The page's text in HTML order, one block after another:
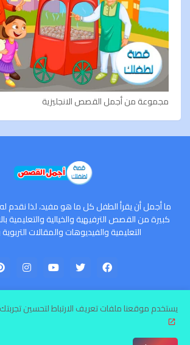
مجموعة من أجمل القصص الانجليزية
ما أجمل أن يقرأ الطفل كل ما هو مفيد، لذا نقدم
كبيرة من القصص الترفيهية والخيالية والتعليمية
التعليمية والفيديوهات والمقالات التربوية
يستخدم موقعنا ملفات تعريف الارتباط لتحسين